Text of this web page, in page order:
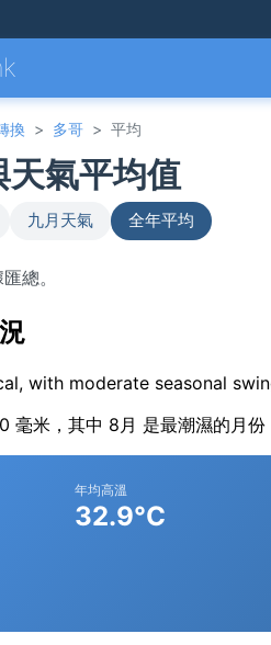
換 > 多哥 > 平均
天氣平均值
九月天氣 全年平均
總。
with moderate seasonal
毫米，其中 8月 是最潮濕的月
年均高溫
32.9°C